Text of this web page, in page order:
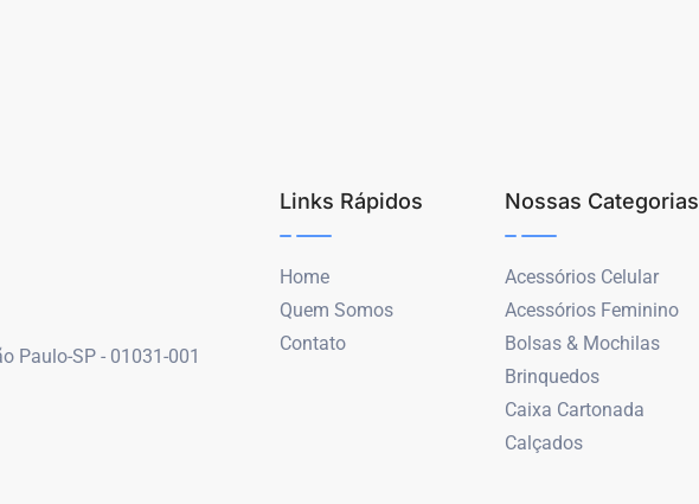
Paulo-SP - 01031-001
Links Rápidos
Home
Quem Somos
Contato
Nossas Categorias
Acessórios Celular
Acessórios Feminino
Bolsas & Mochilas
Brinquedos
Caixa Cartonada
Calçados